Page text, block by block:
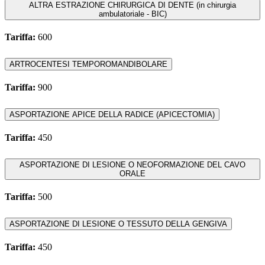
ALTRA ESTRAZIONE CHIRURGICA DI DENTE (in chirurgia
ambulatoriale - BIC)
Tariffa: 600
ARTROCENTESI TEMPOROMANDIBOLARE
Tariffa: 900
ASPORTAZIONE APICE DELLA RADICE (APICECTOMIA)
Tariffa: 450
ASPORTAZIONE DI LESIONE O NEOFORMAZIONE DEL CAVO
ORALE
Tariffa: 500
ASPORTAZIONE DI LESIONE O TESSUTO DELLA GENGIVA
Tariffa: 450